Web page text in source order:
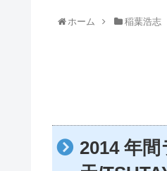
ホーム 稲葉浩志
2014 年